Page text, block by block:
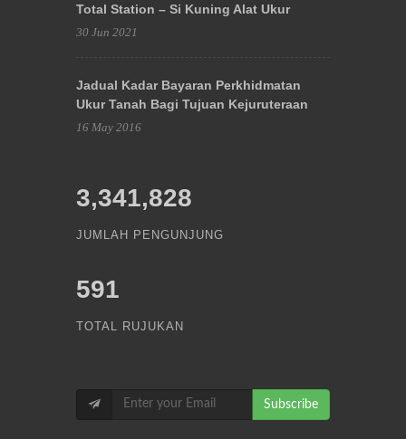
Total Station – Si Kuning Alat Ukur
30 Jun 2021
Jadual Kadar Bayaran Perkhidmatan
Ukur Tanah Bagi Tujuan Kejuruteraan
16 May 2016
3,341,828
JUMLAH PENGUNJUNG
591
TOTAL RUJUKAN
Subscribe